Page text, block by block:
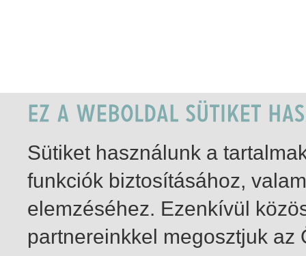
Sütiket használunk a
funkciók biztosításához,
elemzéséhez. Ezenkívül
partnereinkkel megosztjuk